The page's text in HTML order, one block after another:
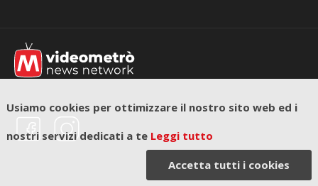
Usiamo cookies per ottimizzare il nostro sito web ed i
nostri servizi dedicati a te Leggi tutto
Accetta tutti i cookies